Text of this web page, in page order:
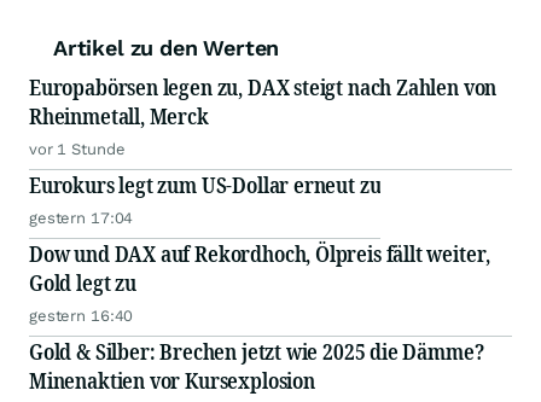
Artikel zu den Werten
Europabörsen legen zu, DAX steigt nach Zahlen von
Rheinmetall, Merck
vor 1 Stunde
Eurokurs legt zum US-Dollar erneut zu
gestern 17:04
Dow und DAX auf Rekordhoch, Ölpreis fällt weiter,
Gold legt zu
gestern 16:40
Gold & Silber: Brechen jetzt wie 2025 die Dämme?
Minenaktien vor Kursexplosion